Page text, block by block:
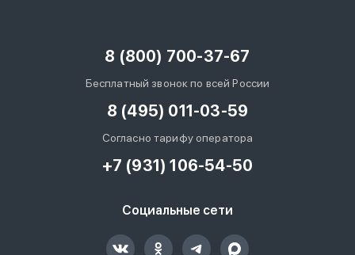
8 (800) 700-37-67
Бесплатный звонок по всей России
8 (495) 011-03-59
Согласно тарифу оператора
+7 (931) 106-54-50
Социальные сети
Войти под другим номером